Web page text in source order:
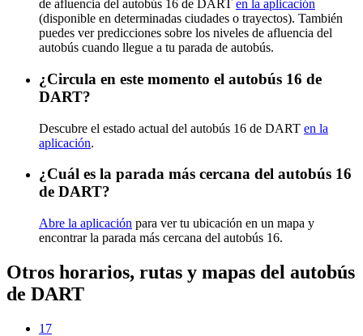
de afluencia del autobús 16 de DART en la aplicación
(disponible en determinadas ciudades o trayectos). También
puedes ver predicciones sobre los niveles de afluencia del
autobús cuando llegue a tu parada de autobús.
¿Circula en este momento el autobús 16 de
DART?
Descubre el estado actual del autobús 16 de DART en la
aplicación.
¿Cuál es la parada más cercana del autobús 16
de DART?
Abre la aplicación para ver tu ubicación en un mapa y
encontrar la parada más cercana del autobús 16.
Otros horarios, rutas y mapas del autobús
de DART
17